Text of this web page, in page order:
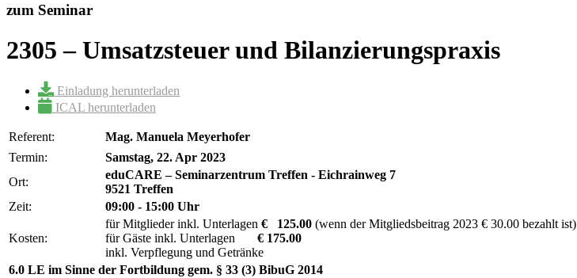
zum Seminar
2305 – Umsatzsteuer und Bilanzierungspraxis
Einladung herunterladen
ICAL herunterladen
Referent:
Mag. Manuela Meyerhofer
Termin:
Samstag, 22. Apr 2023
Ort:
eduCARE – Seminarzentrum Treffen - Eichrainweg 7
9521 Treffen
Zeit:
09:00 - 15:00 Uhr
Kosten:
für Mitglieder inkl. Unterlagen € 125.00 (wenn der Mitgliedsbeitrag 2023 € 30.00 bezahlt ist)
für Gäste inkl. Unterlagen € 175.00
inkl. Verpflegung und Getränke
6.0 LE im Sinne der Fortbildung gem. § 33 (3) BibuG 2014